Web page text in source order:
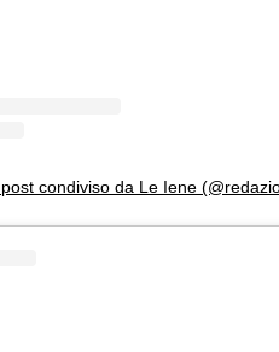
condiviso da Le Iene